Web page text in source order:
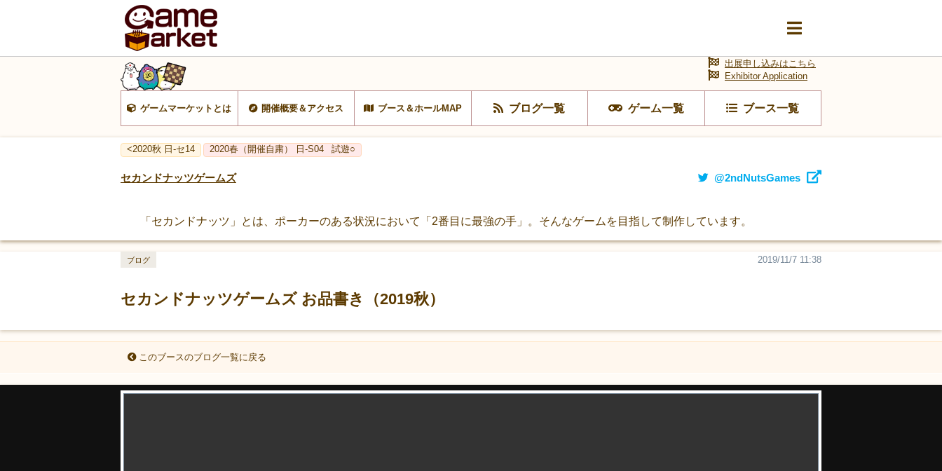
ゲームマーケットとは 開催概要＆アクセス ブース＆ホールMAP ブログ一覧 ゲーム一覧 ブース一覧
出展申し込みはこちら
Exhibitor Application
<2020秋 日-セ14 2020春（開催自粛） 日-S04 試遊○
セカンドナッツゲームズ @2ndNutsGames
「セカンドナッツ」とは、ポーカーのある状況において「2番目に最強の手」。そんなゲームを目指して制作しています。
セカンドナッツゲームズ お品書き（2019秋）
2019/11/7 11:38
ブログ
このブースのブログ一覧に戻る